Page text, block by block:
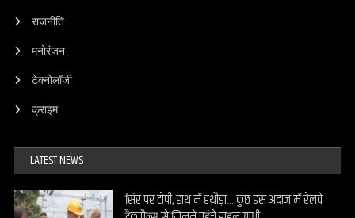
राजनीति
मनोरंजन
टेक्नोलॉजी
क्राइम
LATEST NEWS
सिर पर टोपी, हाथ में हथौड़ा… कुछ इस अंदाज में रेलवे